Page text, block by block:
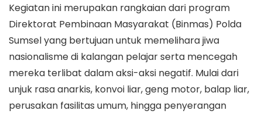
Kegiatan ini merupakan rangkaian dari program
Direktorat Pembinaan Masyarakat (Binmas) Polda
Sumsel yang bertujuan untuk memelihara jiwa
nasionalisme di kalangan pelajar serta mencegah
mereka terlibat dalam aksi-aksi negatif. Mulai dari
unjuk rasa anarkis, konvoi liar, geng motor, balap liar,
perusakan fasilitas umum, hingga penyerangan